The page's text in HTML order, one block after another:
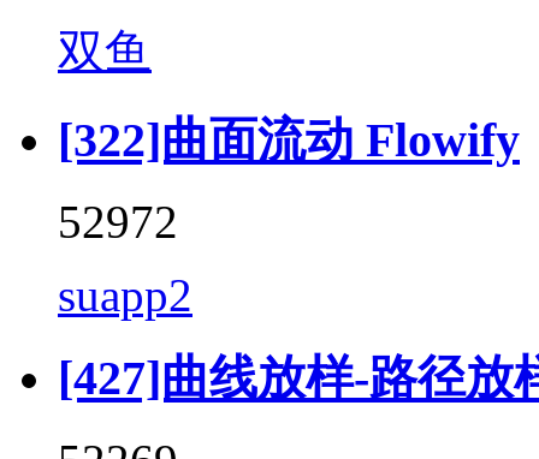
双鱼
[322]曲面流动 Flowify
52972
suapp2
[427]曲线放样-路径放